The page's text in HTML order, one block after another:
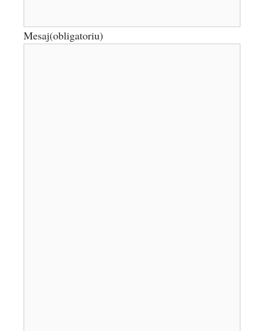
Mesaj(obligatoriu)